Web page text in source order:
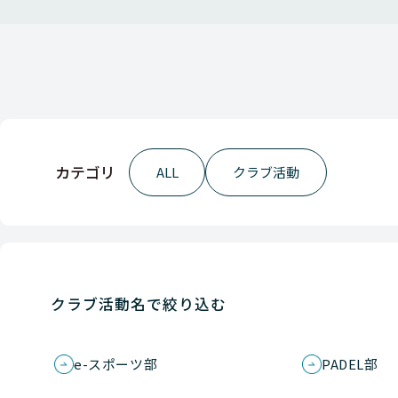
カテゴリ ALL クラブ活動
クラブ活動名で絞り込む
e-スポーツ部 PADEL部